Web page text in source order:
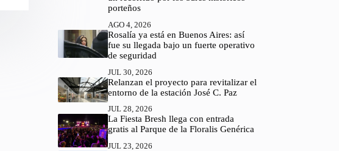
porteños
AGO 4, 2026
Rosalía ya está en Buenos Aires: así
fue su llegada bajo un fuerte operativo
de seguridad
JUL 30, 2026
Relanzan el proyecto para revitalizar el
entorno de la estación José C. Paz
JUL 28, 2026
La Fiesta Bresh llega con entrada
gratis al Parque de la Floralis Genérica
JUL 23, 2026